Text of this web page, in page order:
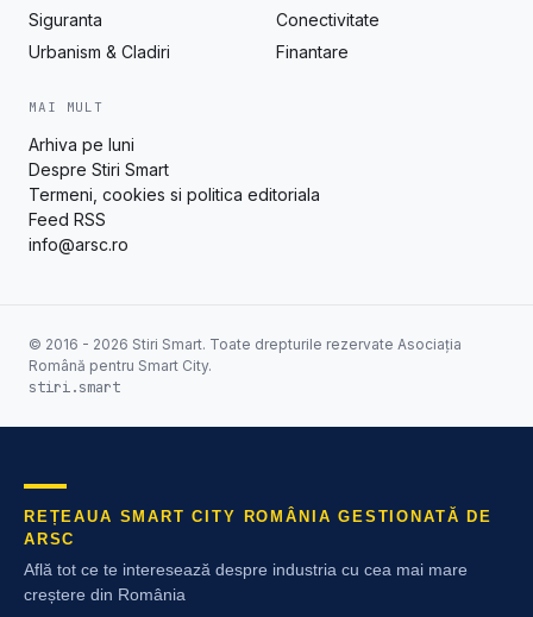
Siguranta
Conectivitate
Urbanism & Cladiri
Finantare
MAI MULT
Arhiva pe luni
Despre Stiri Smart
Termeni, cookies si politica editoriala
Feed RSS
info@arsc.ro
© 2016 - 2026 Stiri Smart. Toate drepturile rezervate Asociația
Română pentru Smart City.
stiri.smart
REȚEAUA SMART CITY ROMÂNIA GESTIONATĂ DE
ARSC
Află tot ce te interesează despre industria cu cea mai mare
creștere din România